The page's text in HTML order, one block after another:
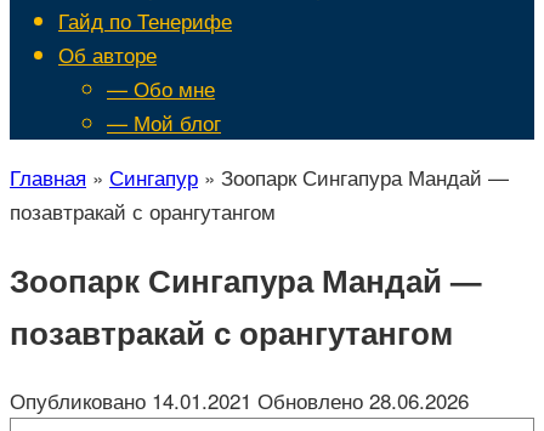
Гайд по Тенерифе
Об авторе
— Обо мне
— Мой блог
Главная » Сингапур » Зоопарк Сингапура Мандай —
позавтракай с орангутангом
Зоопарк Сингапура Мандай —
позавтракай с орангутангом
Опубликовано 14.01.2021 Обновлено 28.06.2026